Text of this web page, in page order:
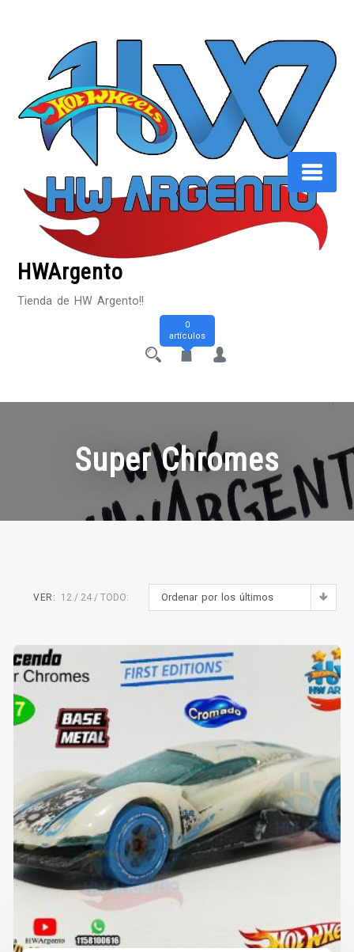
HWArgento
Tienda de HW Argento!!
0
artículos
Super Chromes
Ordenar por los últimos
VER: 12 24 TODO: